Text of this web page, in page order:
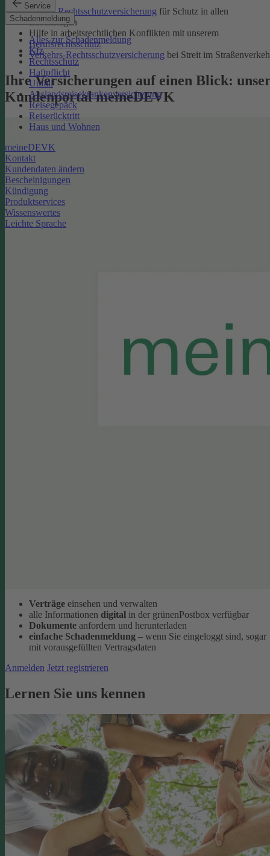
Service
Schadenmeldung
Alles zur Schadenmeldung
Kfz
Rechtsschutz
Haftpflicht
Unfall
Auslandsreisekrankenversicherung
Reisegepäck
Reiserücktritt
Haus und Wohnen
meineDEVK
Kontakt
Kundendaten ändern
Bescheinigungen
Kündigung
Produktservices
Wissenswertes
Leichte Sprache
Private Rechtsschutzversicherung für Schutz in allen
Lebenslagen
Hilfe in arbeitsrechtlichen Konflikten mit unserem
Berufsrechtsschutz
Verkehrs-Rechtsschutzversicherung bei Streit im
Ihre Versicherungen auf einen Blick:
Kundenportal meineDEVK
Verträge einsehen und verwalten
alle Informationen digital in der grünenPostbox verfügbar
Dokumente anfordern und herunterladen
einfache Schadenmeldung – wenn Sie eingeloggt sind, sogar
mit vorausgefüllten Vertragsdaten
Anmelden Jetzt registrieren
Lernen Sie uns kennen